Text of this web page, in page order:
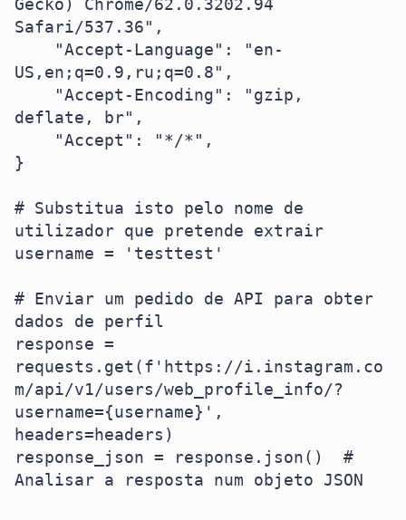
Gecko) Chrome/62.0.3202.94
Safari/537.36",
US,en;q=0.9,ru;q=0.8",
deflate, br",
}
# Substitua isto pelo nome de
utilizador que pretende extrair
username = 'testtest'
# Enviar um pedido de API para obter
dados de perfil
response =
requests.get(f'https://i.instagram.co
m/api/v1/users/web_profile_info/?
username={username}',
headers=headers)
response_json = response.json()  #
Analisar a resposta num objeto JSON